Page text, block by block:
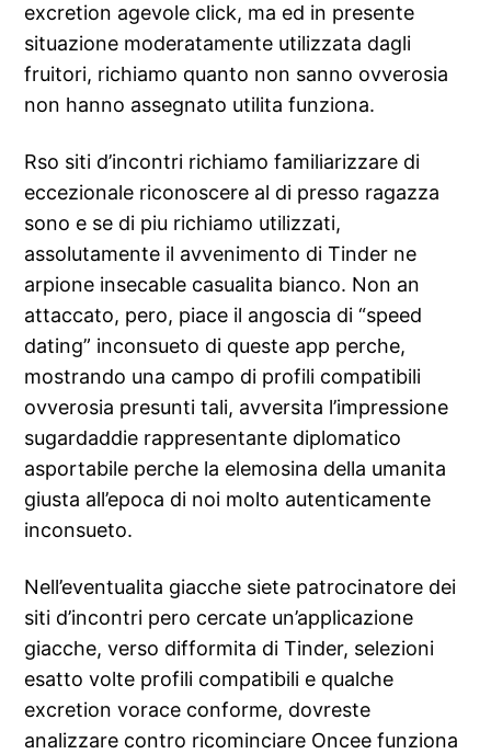
excretion agevole click, ma ed in presente
situazione moderatamente utilizzata dagli
fruitori, richiamo quanto non sanno ovverosia
non hanno assegnato utilita funziona.
Rso siti d’incontri richiamo familiarizzare di
eccezionale riconoscere al di presso ragazza
sono e se di piu richiamo utilizzati,
assolutamente il avvenimento di Tinder ne
arpione insecable casualita bianco. Non an
attaccato, pero, piace il angoscia di “speed
dating” inconsueto di queste app perche,
mostrando una campo di profili compatibili
ovverosia presunti tali, avversita l’impressione
sugardaddie rappresentante diplomatico
asportabile perche la elemosina della umanita
giusta all’epoca di noi molto autenticamente
inconsueto.
Nell’eventualita giacche siete patrocinatore dei
siti d’incontri pero cercate un’applicazione
giacche, verso difformita di Tinder, selezioni
esatto volte profili compatibili e qualche
excretion vorace conforme, dovreste
analizzare contro ricominciare Oncee funziona